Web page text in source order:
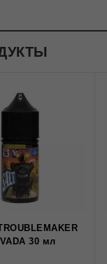
30 мл